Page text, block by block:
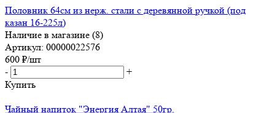
Половник 64см из нерж. стали с деревянной ручкой (под
казан 16-225л)
Наличие в магазине (8)
Артикул: 00000022576
600 ₽/шт
-
+
Купить
Чайный напиток "Энергия Алтая" 50гр.